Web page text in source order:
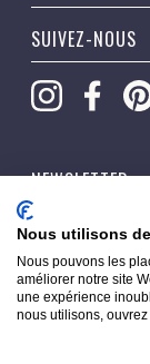
SUIVEZ-NOUS
NEWSLETTER
Nous utilisons
Nous pouvons les
améliorer notre site
une expérience
nous utilisons,